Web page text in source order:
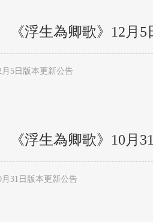
《浮生為卿歌》12月
月5日版本更新公告
《浮生為卿歌》10月
月31日版本更新公告